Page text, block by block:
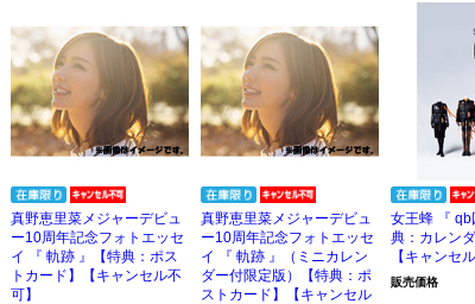
真野恵里菜メジャーデビュ
ー10周年記念フォトエッセ
イ 『 軌跡 』【特典：ポス
トカード】【キャンセル不
可】
真野恵里菜メジャーデビュ
ー10周年記念フォトエッセ
イ 『 軌跡 』（ミニカレン
ダー付限定版）【特典：ポ
ストカード】【キャンセル
女王蜂 『
典：カレン
【キャンセ
販売価格